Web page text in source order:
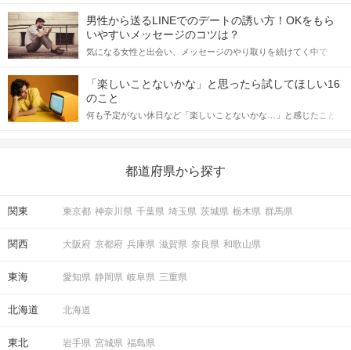
てアプローチできるかにも左右されます。 これから恋人作りを本
格的に始めようとしている方は、女性が異性を求めて出すサイン
をしっかりと理解し、正しい行動に移せるかどうかが重要。 この
記事では、女性が話しかけて欲しい時に出すサインとその心理を
合にどのような行動に繋げるべきかをご紹介していきます。
男性から送るLINEでのデートの誘い方！OKをもら
いやすいメッセージのコツは？
気になる女性と出会い、メッセージのやり取りを続けてく中で
しかし、中には「どう誘ったらいいの？」とお困りの男性もいら
っしゃるのではないでしょうか。 そこで今回は、男性から女性へ
送るLINEでのデートの誘い方のコツをご紹介します。例文も混じ
えながら解説するので、ぜひ参考にしてください。
「楽しいことないかな」と思ったら試してほしい16
のこと
何も予定がない休日など「楽しいことないかな…」と感じたこと
の楽しいことアイデアを集めました♪ いままさに楽しいことを探し
都道府県から探す
関東 東京都 神奈川県 千葉県 埼玉県 茨城県 栃木県 群馬県
関西 大阪府 京都府 兵庫県 滋賀県 奈良県 和歌山県
東海 愛知県 静岡県 岐阜県 三重県
北海道 北海道
東北 岩手県 宮城県 福島県